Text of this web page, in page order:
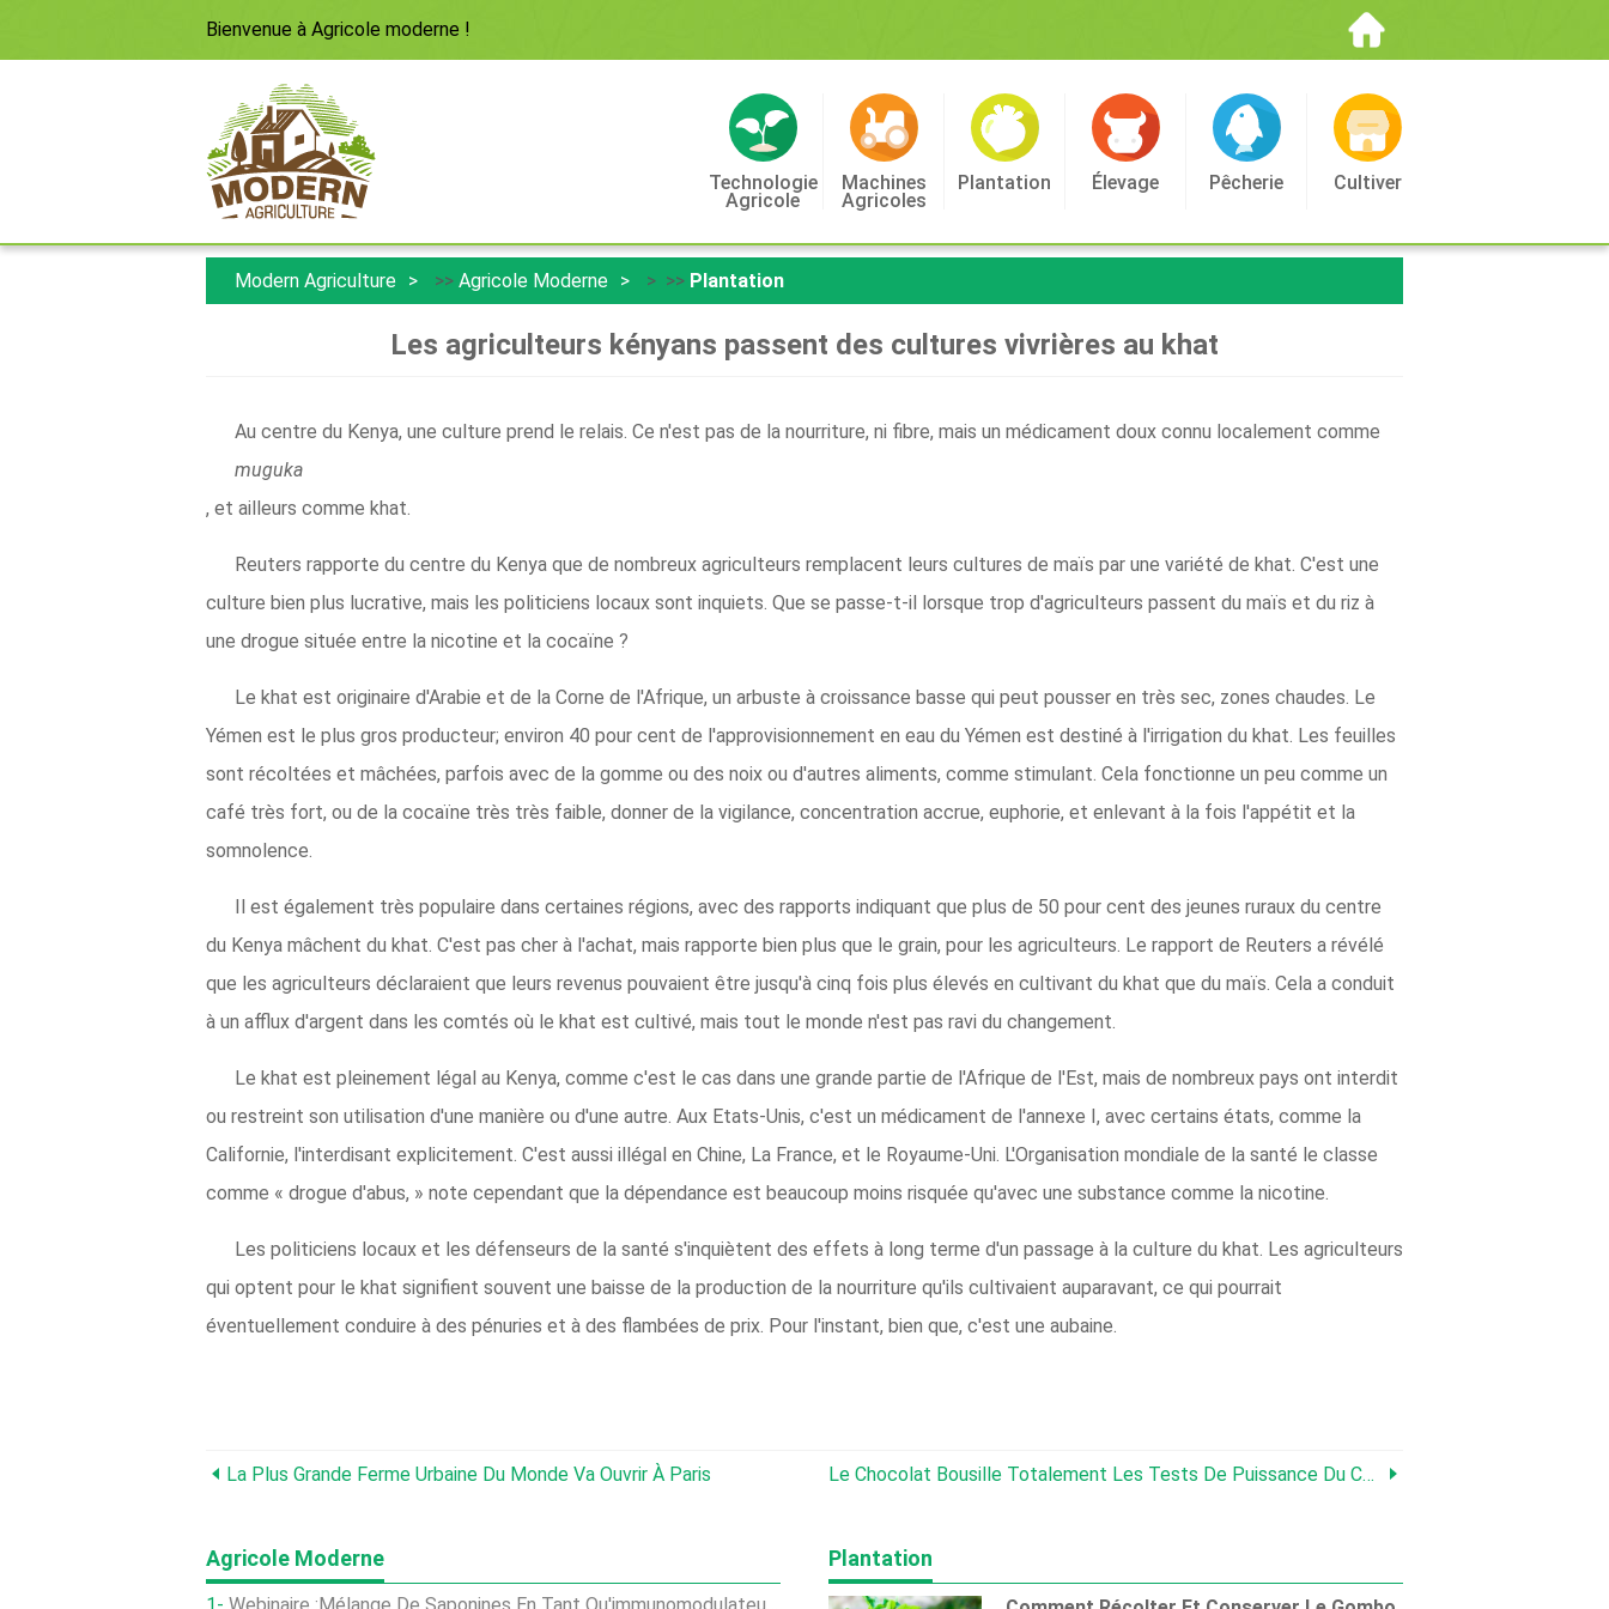
Bienvenue à Agricole moderne !
Technologie
Agricole
Machines
Agricoles
Plantation Élevage Pêcherie Cultiver
Modern Agriculture >> Agricole Moderne > >> Plantation
Les agriculteurs kényans passent des cultures vivrières au khat
Au centre du Kenya, une culture prend le relais. Ce n'est pas de la nourriture, ni fibre, mais un médicament doux connu localement comme
muguka
, et ailleurs comme khat.
Reuters rapporte du centre du Kenya que de nombreux agriculteurs remplacent leurs cultures de maïs par une variété de khat. C'est une
culture bien plus lucrative, mais les politiciens locaux sont inquiets. Que se passe-t-il lorsque trop d'agriculteurs passent du maïs et du riz à
une drogue située entre la nicotine et la cocaïne ?
Le khat est originaire d'Arabie et de la Corne de l'Afrique, un arbuste à croissance basse qui peut pousser en très sec, zones chaudes. Le
Yémen est le plus gros producteur; environ 40 pour cent de l'approvisionnement en eau du Yémen est destiné à l'irrigation du khat. Les feuilles
sont récoltées et mâchées, parfois avec de la gomme ou des noix ou d'autres aliments, comme stimulant. Cela fonctionne un peu comme un
café très fort, ou de la cocaïne très très faible, donner de la vigilance, concentration accrue, euphorie, et enlevant à la fois l'appétit et la
somnolence.
Il est également très populaire dans certaines régions, avec des rapports indiquant que plus de 50 pour cent des jeunes ruraux du centre
du Kenya mâchent du khat. C'est pas cher à l'achat, mais rapporte bien plus que le grain, pour les agriculteurs. Le rapport de Reuters a révélé
que les agriculteurs déclaraient que leurs revenus pouvaient être jusqu'à cinq fois plus élevés en cultivant du khat que du maïs. Cela a conduit
à un afflux d'argent dans les comtés où le khat est cultivé, mais tout le monde n'est pas ravi du changement.
Le khat est pleinement légal au Kenya, comme c'est le cas dans une grande partie de l'Afrique de l'Est, mais de nombreux pays ont interdit
ou restreint son utilisation d'une manière ou d'une autre. Aux Etats-Unis, c'est un médicament de l'annexe I, avec certains états, comme la
Californie, l'interdisant explicitement. C'est aussi illégal en Chine, La France, et le Royaume-Uni. L'Organisation mondiale de la santé le classe
comme « drogue d'abus, » note cependant que la dépendance est beaucoup moins risquée qu'avec une substance comme la nicotine.
Les politiciens locaux et les défenseurs de la santé s'inquiètent des effets à long terme d'un passage à la culture du khat. Les agriculteurs
qui optent pour le khat signifient souvent une baisse de la production de la nourriture qu'ils cultivaient auparavant, ce qui pourrait
éventuellement conduire à des pénuries et à des flambées de prix. Pour l'instant, bien que, c'est une aubaine.
La Plus Grande Ferme Urbaine Du Monde Va Ouvrir À Paris Le Chocolat Bousille Totalement Les Tests De Puissance Du Cannabis
Agricole Moderne Plantation